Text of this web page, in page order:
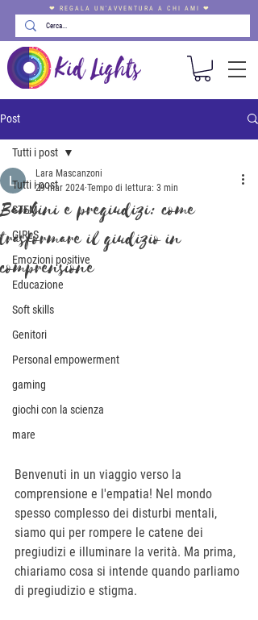
❤ REGALA UN'AVVENTURA A CHI AMI ❤
Post
Tutti i post
STEM
GIRLS
Emozioni positive
Educazione
Soft skills
Genitori
Personal empowerment
gaming
giochi con la scienza
mare
Tutti i post
Bambini e pregiudizi: come
trasformare il giudizio in
comprensione
Lara Mascanzoni
29 mar 2024 Tempo di lettura: 3 min
Benvenuti in un viaggio verso la
comprensione e l'empatia! Nel mondo
spesso complesso dei disturbi mentali,
siamo qui per rompere le catene dei
pregiudizi e illuminare la verità. Ma prima,
chiariamo cosa si intende quando parliamo
di pregiudizio e stigma.